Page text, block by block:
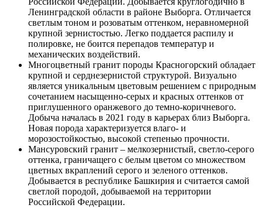
Ленинградской области в районе Выборга. Отличается
светлым тоном и розоватым оттенком, неравномерной
крупной зернистостью. Легко поддается распилу и
полировке, не боится перепадов температур и
механических воздействий.
Многоцветный гранит породы Красногорский обладает
крупной и серднезернистой структурой. Визуально
является уникальным цветовым решением с природным
сочетанием насыщенно-серых и красных оттенков от
приглушенного оранжевого до темно-коричневого.
Добыча началась в 2021 году в карьерах близ Выборга.
Новая порода характеризуется влаго- и
морозостойкостью, высокой степенью прочности.
Мансуровский гранит – мелкозернистый, светло-серого
оттенка, граничащего с белым цветом со множеством
цветных вкраплений серого и зеленого оттенков.
Добывается в республике Башкирия и считается самой
светлой породой, добываемой на территории
Российской Федерации.